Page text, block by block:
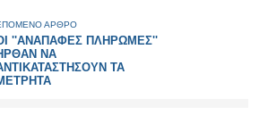
ΑΡΘΡΟ
''ΑΝΑΠΑΦΕΣ ΠΛΗΡΩΜΕΣ''
ΝΑ
ΤΑ